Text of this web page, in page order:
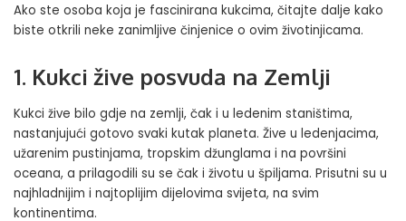
Ako ste osoba koja je fascinirana kukcima, čitajte dalje kako
biste otkrili neke zanimljive činjenice o ovim životinjicama.
1. Kukci žive posvuda na Zemlji
Kukci žive bilo gdje na zemlji, čak i u ledenim staništima,
nastanjujući gotovo svaki kutak planeta. Žive u ledenjacima,
užarenim pustinjama, tropskim džunglama i na površini
oceana, a prilagodili su se čak i životu u špiljama. Prisutni su u
najhladnijim i najtoplijim dijelovima svijeta, na svim
kontinentima.